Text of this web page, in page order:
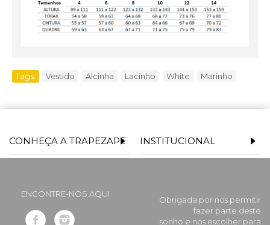
Tags: Vestido Alcinha Lacinho White Marinho
CONHEÇA A TRAPEZAPE INSTITUCIONAL
ENCONTRE-NOS AQUI
Obrigada por nos permitir
fazer parte deste
sonho e nos escolher para